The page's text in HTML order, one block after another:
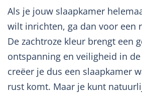
Als je jouw slaapkamer
wilt inrichten, ga dan voor een
De zachtroze kleur brengt een
ontspanning en veiligheid in
creëer je dus een slaapkamer
rust komt. Maar je kunt